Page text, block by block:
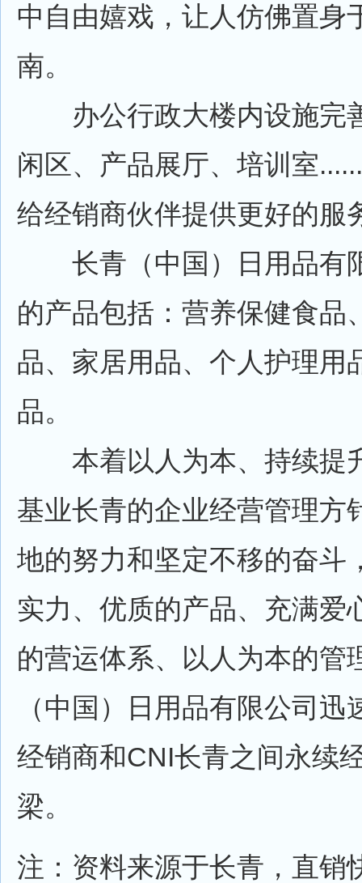
中自由嬉戏，让人仿佛置身
南。
办公行政大楼内设施完
闲区、产品展厅、培训室
给经销商伙伴提供更好的服
长青（中国）日用品有
的产品包括：营养保健食品
品、家居用品、个人护理用
品。
本着以人为本、持续提
基业长青的企业经营管理方
地的努力和坚定不移的奋斗
实力、优质的产品、充满爱
的营运体系、以人为本的管
（中国）日用品有限公司
经销商和CNI长青之间永续
梁。
注：资料来源于长青，直销